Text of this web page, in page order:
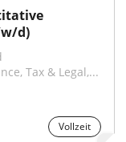
d)
Tax & Legal,...
Vollzeit